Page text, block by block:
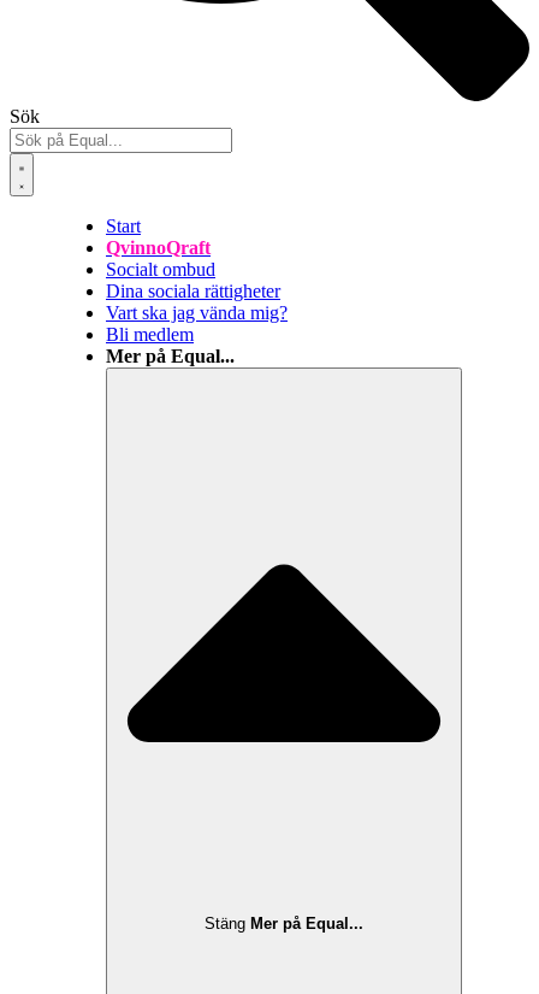
Sök
Start
QvinnoQraft
Socialt ombud
Dina sociala rättigheter
Vart ska jag vända mig?
Bli medlem
Mer på Equal...
Stäng Mer på Equal...